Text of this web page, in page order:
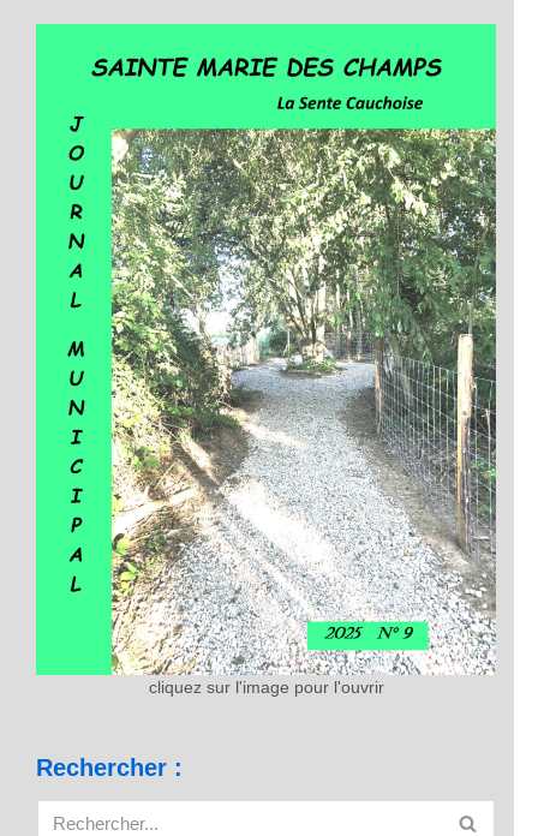
cliquez sur l'image pour l'ouvrir
Rechercher :